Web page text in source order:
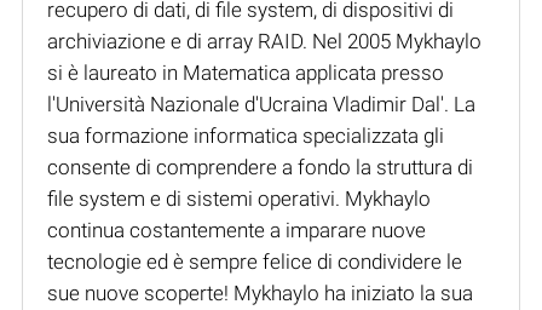
recupero di dati, di file system, di dispositivi di
archiviazione e di array RAID. Nel 2005 Mykhaylo
si è laureato in Matematica applicata presso
l'Università Nazionale d'Ucraina Vladimir Dal'. La
sua formazione informatica specializzata gli
consente di comprendere a fondo la struttura di
file system e di sistemi operativi. Mykhaylo
continua costantemente a imparare nuove
tecnologie ed è sempre felice di condividere le
sue nuove scoperte! Mykhaylo ha iniziato la sua